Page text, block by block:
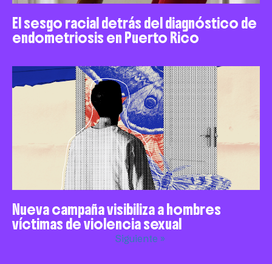
El sesgo racial detrás del diagnóstico de
endometriosis en Puerto Rico
Nueva campaña visibiliza a hombres
víctimas de violencia sexual
Siguiente »